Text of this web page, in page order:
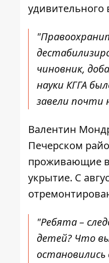
удивительного
чиновник,
науки КГГА
завели почти
Валентин
Печерском
проживающие в
укрытие. С
"Ребята –
детей? Что